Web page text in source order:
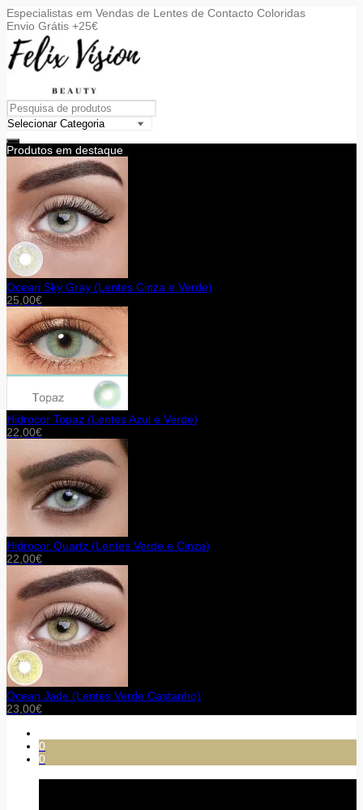
Especialistas em Vendas de Lentes de Contacto Coloridas
Envio Grátis +25€
Produtos em destaque
Ocean Sky Gray (Lentes Cinza e Verde)
25,00€
Hidrocor Topaz (Lentes Azul e Verde)
22,00€
Hidrocor Quartz (Lentes Verde e Cinza)
22,00€
Ocean Jade (Lentes Verde Castanho)
23,00€
0
0